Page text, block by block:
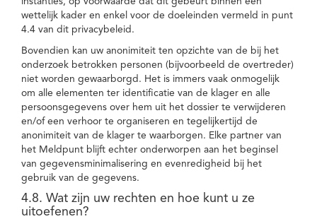
wettelijk kader en enkel voor de doeleinden vermeld in punt
4.4 van dit privacybeleid.
Bovendien kan uw anonimiteit ten opzichte van de bij het
onderzoek betrokken personen (bijvoorbeeld de overtreder)
niet worden gewaarborgd. Het is immers vaak onmogelijk
om alle elementen ter identificatie van de klager en alle
persoonsgegevens over hem uit het dossier te verwijderen
en/of een verhoor te organiseren en tegelijkertijd de
anonimiteit van de klager te waarborgen. Elke partner van
het Meldpunt blijft echter onderworpen aan het beginsel
van gegevensminimalisering en evenredigheid bij het
gebruik van de gegevens.
4.8. Wat zijn uw rechten en hoe kunt u ze
uitoefenen?